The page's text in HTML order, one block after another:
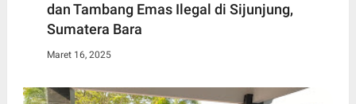
dan Tambang Emas Ilegal di Sijunjung,
Sumatera Bara
Maret 16, 2025